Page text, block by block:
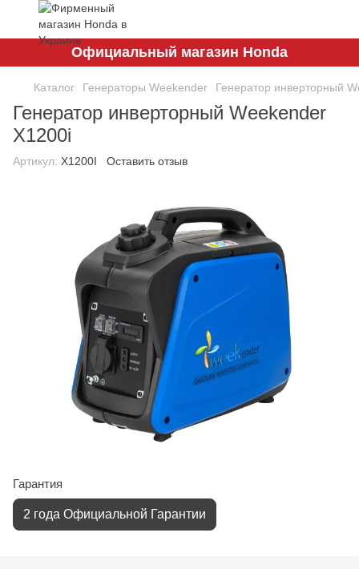
Официальный магазин Honda
Каталог Генераторы Weekender Генератор инверторный
Генератор инверторный Weekender
X1200i
Артикул: X1200I Оставить отзыв
Гарантия
2 года Официальной Гарантии